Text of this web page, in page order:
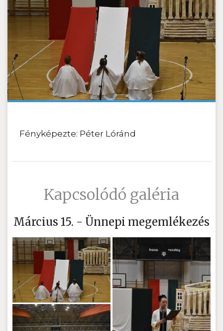
Fényképezte: Péter Lóránd
Kapcsolódó galéria
Március 15. - Ünnepi megemlékezés